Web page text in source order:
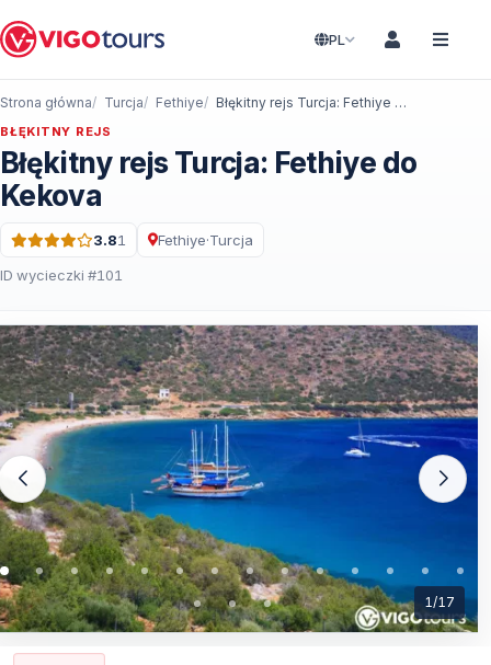
PL
Strona główna Turcja Fethiye Błękitny rejs Turcja: Fethiye do Kekova
BŁĘKITNY REJS
Błękitny rejs Turcja: Fethiye do
Kekova
Ocena: 3.8 na 5 · 1 Recenzje
3.81 Fethiye·Turcja
ID wycieczki #101
1/17